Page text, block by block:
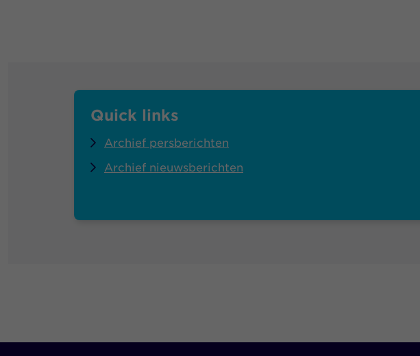
Quick links
Archief persberichten
Archief nieuwsberichten